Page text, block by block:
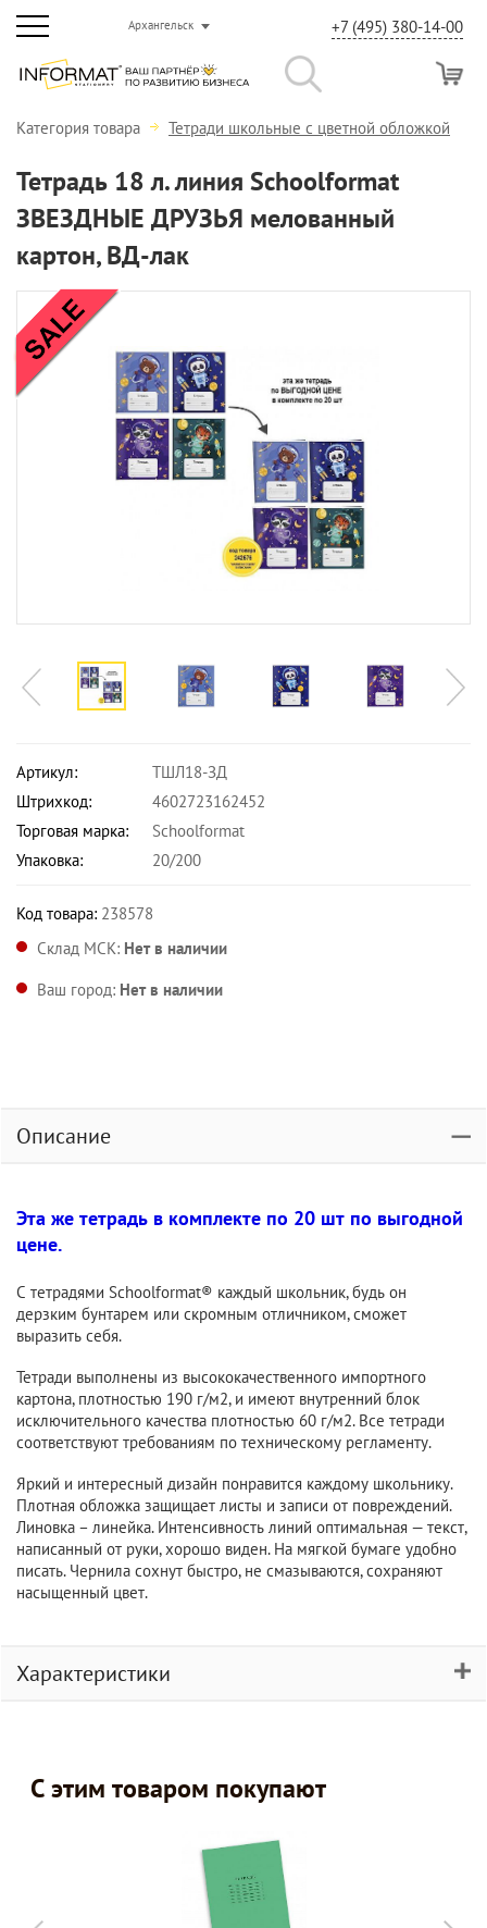
Архангельск +7 (495) 380-14-00
Категория товара Тетради школьные с цветной обложкой
Тетрадь 18 л. линия Schoolformat
ЗВЕЗДНЫЕ ДРУЗЬЯ мелованный
картон, ВД-лак
Артикул:
ТШЛ18-ЗД
Штрихкод:
4602723162452
Торговая марка:
Schoolformat
Упаковка:
20/200
Код товара: 238578
Склад МСК: Нет в наличии
Ваш город: Нет в наличии
Описание
Эта же тетрадь в комплекте по 20 шт по выгодной
цене.
С тетрадями Schoolformat® каждый школьник, будь он
дерзким бунтарем или скромным отличником, сможет
выразить себя.
Тетради выполнены из высококачественного импортного
картона, плотностью 190 г/м2, и имеют внутренний блок
исключительного качества плотностью 60 г/м2. Все тетради
соответствуют требованиям по техническому регламенту.
Яркий и интересный дизайн понравится каждому школьнику.
Плотная обложка защищает листы и записи от повреждений.
Линовка – линейка. Интенсивность линий оптимальная — текст,
написанный от руки, хорошо виден. На мягкой бумаге удобно
писать. Чернила сохнут быстро, не смазываются, сохраняют
насыщенный цвет.
Характеристики
С этим товаром покупают